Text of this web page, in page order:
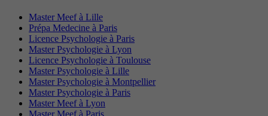
Master Meef à Lille
Prépa Medecine à Paris
Licence Psychologie à Paris
Master Psychologie à Lyon
Licence Psychologie à Toulouse
Master Psychologie à Lille
Master Psychologie à Montpellier
Master Psychologie à Paris
Master Meef à Lyon
Master Meef à Paris